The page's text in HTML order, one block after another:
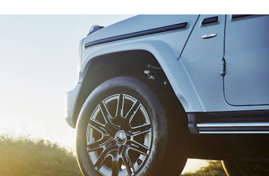
GLB
GLC Coupé
GLE Coupé
Mercedes-
Maybach
Class
電気
G-Class